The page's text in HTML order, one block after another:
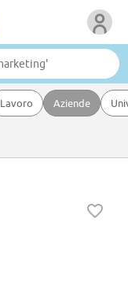
Lavoro Aziende